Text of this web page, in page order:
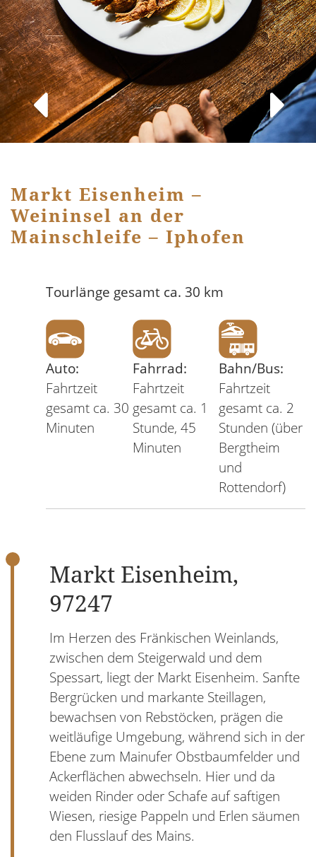
Markt Eisenheim –
Weininsel an der
Mainschleife – Iphofen
Tourlänge gesamt ca. 30 km
Auto:
Fahrtzeit
gesamt ca. 30
Minuten
Fahrrad:
Fahrtzeit
gesamt ca. 1
Stunde, 45
Minuten
Bahn/Bus:
Fahrtzeit
gesamt ca. 2
Stunden (über
Bergtheim
und
Rottendorf)
Markt Eisenheim,
97247
Im Herzen des Fränkischen Weinlands,
zwischen dem Steigerwald und dem
Spessart, liegt der Markt Eisenheim. Sanfte
Bergrücken und markante Steillagen,
bewachsen von Rebstöcken, prägen die
weitläufige Umgebung, während sich in der
Ebene zum Mainufer Obstbaumfelder und
Ackerflächen abwechseln. Hier und da
weiden Rinder oder Schafe auf saftigen
Wiesen, riesige Pappeln und Erlen säumen
den Flusslauf des Mains.